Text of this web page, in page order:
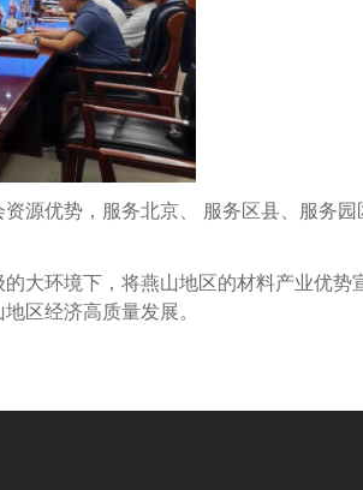
优势，服务北京、 服务区县、服务园
环境下，将燕山地区的材料产业优势
区经济高质量发展。